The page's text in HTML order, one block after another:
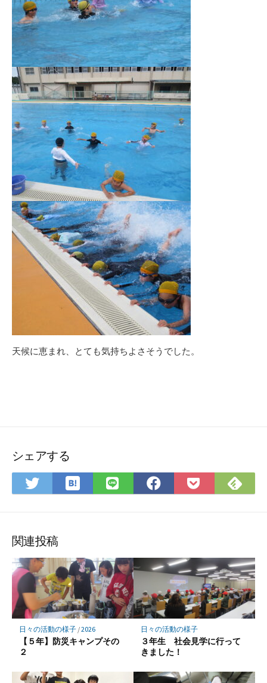
天候に恵まれ、とても気持ちよさそうでした。
シェアする
Twitter
で
ア
は
て
ク
マ
ー
ク
に
保
存
LINE
で
Facebook
で
Pocket
に
で
関連投稿
日々の活動の様子/2026
【５年】防災キャンプその
２
日々の活動の様子
３年生 社会見学に行って
きました！